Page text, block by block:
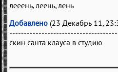
лееень, леень, лень
Добавлено (23 Декабрь 11,
скин санта клауса в студию